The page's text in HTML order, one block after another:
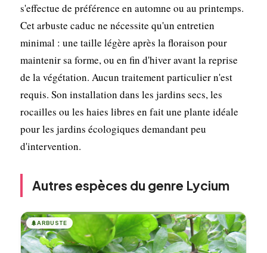
s'effectue de préférence en automne ou au printemps.
Cet arbuste caduc ne nécessite qu'un entretien
minimal : une taille légère après la floraison pour
maintenir sa forme, ou en fin d'hiver avant la reprise
de la végétation. Aucun traitement particulier n'est
requis. Son installation dans les jardins secs, les
rocailles ou les haies libres en fait une plante idéale
pour les jardins écologiques demandant peu
d'intervention.
Autres espèces du genre Lycium
🌲ARBUSTE